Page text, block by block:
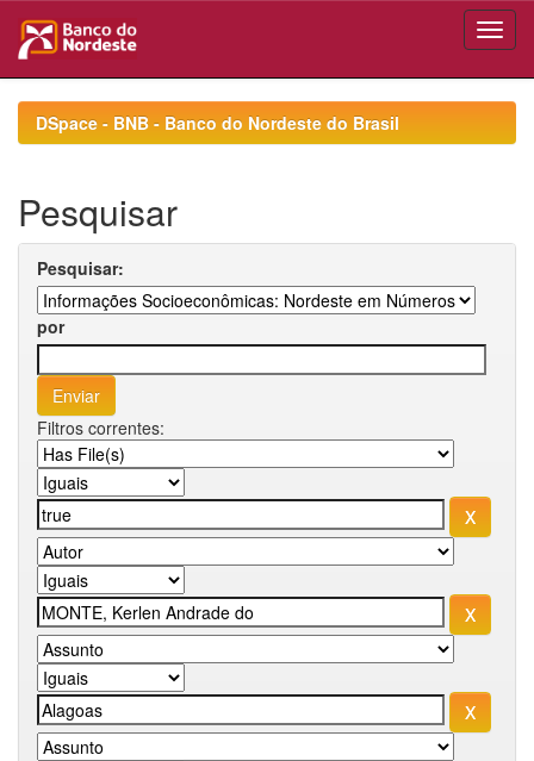
navigationDSpace - BNB - Banco do Nordeste do Brasil
Pesquisar
Pesquisar:
por
Filtros correntes: